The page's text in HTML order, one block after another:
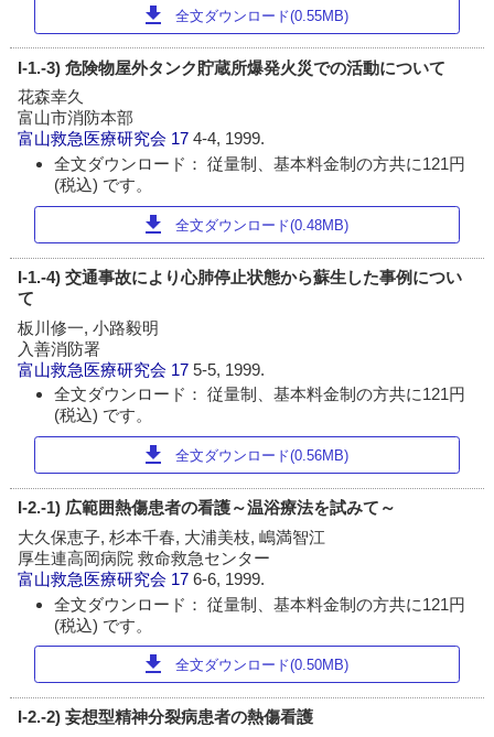
download 全文ダウンロード(0.55MB)
I-1.-3) 危険物屋外タンク貯蔵所爆発火災での活動について
花森幸久
富山市消防本部
富山救急医療研究会 174-4, 1999.
全文ダウンロード： 従量制、基本料金制の方共に121円
(税込) です。
download 全文ダウンロード(0.48MB)
I-1.-4) 交通事故により心肺停止状態から蘇生した事例につい
て
板川修一, 小路毅明
入善消防署
富山救急医療研究会 175-5, 1999.
全文ダウンロード： 従量制、基本料金制の方共に121円
(税込) です。
download 全文ダウンロード(0.56MB)
I-2.-1) 広範囲熱傷患者の看護～温浴療法を試みて～
大久保恵子, 杉本千春, 大浦美枝, 嶋満智江
厚生連高岡病院 救命救急センター
富山救急医療研究会 176-6, 1999.
全文ダウンロード： 従量制、基本料金制の方共に121円
(税込) です。
download 全文ダウンロード(0.50MB)
I-2.-2) 妄想型精神分裂病患者の熱傷看護